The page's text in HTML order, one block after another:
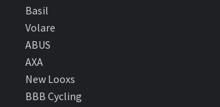
Basil
Volare
ABUS
AXA
New Looxs
BBB Cycling